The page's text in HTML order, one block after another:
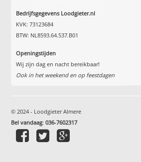
Bedrijfsgegevens Loodgieter.nl
KVK: 73123684
BTW: NL8593.64.537.B01
Openingstijden
Wij zijn dag en nacht bereikbaar!
Ook in het weekend en op feestdagen
© 2024 - Loodgieter Almere
Bel vandaag:036-7602317